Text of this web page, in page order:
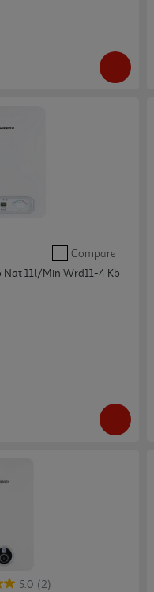
Compare
Nat 11l/min Wrd11-4 Kb
5.0 (2)